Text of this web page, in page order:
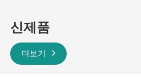
신제품
더보기